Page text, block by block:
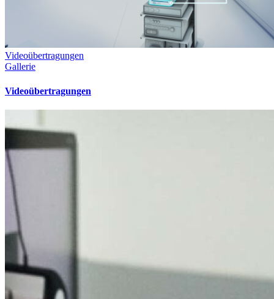
Videoübertragungen
Gallerie
Videoübertragungen